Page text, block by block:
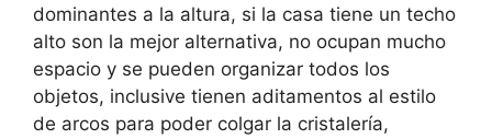
dominantes a la altura, si la casa tiene un techo
alto son la mejor alternativa, no ocupan mucho
espacio y se pueden organizar todos los
objetos, inclusive tienen aditamentos al estilo
de arcos para poder colgar la cristalería,